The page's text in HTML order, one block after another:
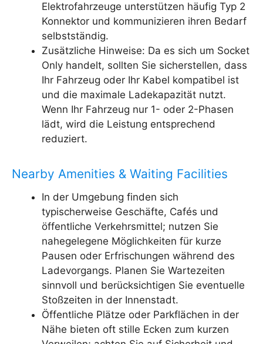
Elektrofahrzeuge unterstützen häufig Typ 2
Konnektor und kommunizieren ihren Bedarf
selbstständig.
Zusätzliche Hinweise: Da es sich um Socket
Only handelt, sollten Sie sicherstellen, dass
Ihr Fahrzeug oder Ihr Kabel kompatibel ist
und die maximale Ladekapazität nutzt.
Wenn Ihr Fahrzeug nur 1- oder 2-Phasen
lädt, wird die Leistung entsprechend
reduziert.
Nearby Amenities & Waiting Facilities
In der Umgebung finden sich
typischerweise Geschäfte, Cafés und
öffentliche Verkehrsmittel; nutzen Sie
nahegelegene Möglichkeiten für kurze
Pausen oder Erfrischungen während des
Ladevorgangs. Planen Sie Wartezeiten
sinnvoll und berücksichtigen Sie eventuelle
Stoßzeiten in der Innenstadt.
Öffentliche Plätze oder Parkflächen in der
Nähe bieten oft stille Ecken zum kurzen